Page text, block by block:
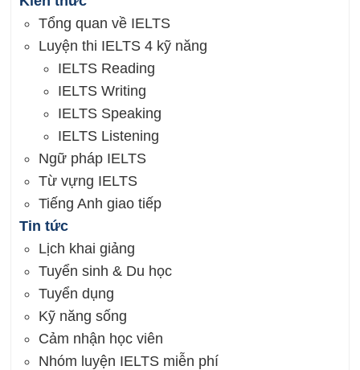
Tổng quan về IELTS
Luyện thi IELTS 4 kỹ năng
IELTS Reading
IELTS Writing
IELTS Speaking
IELTS Listening
Ngữ pháp IELTS
Từ vựng IELTS
Tiếng Anh giao tiếp
Tin tức
Lịch khai giảng
Tuyển sinh & Du học
Tuyển dụng
Kỹ năng sống
Cảm nhận học viên
Nhóm luyện IELTS miễn phí